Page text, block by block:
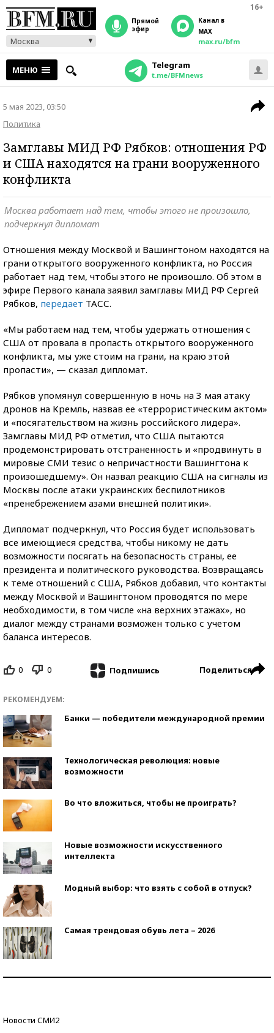
16+
Москва
прямой
эфир
Канал в
MAX
max.ru/bfm
МЕНЮ Telegram
t.me/BFMnews
5 мая 2023, 03:50
Политика
Замглавы МИД РФ Рябков: отношения РФ
и США находятся на грани вооруженного
конфликта
Москва работает над тем, чтобы этого не произошло,
подчеркнул дипломат
Отношения между Москвой и Вашингтоном находятся на
грани открытого вооруженного конфликта, но Россия
работает над тем, чтобы этого не произошло. Об этом в
эфире Первого канала заявил замглавы МИД РФ Сергей
Рябков, передает ТАСС.
«Мы работаем над тем, чтобы удержать отношения с
США от провала в пропасть открытого вооруженного
конфликта, мы уже стоим на грани, на краю этой
пропасти», — сказал дипломат.
Рябков упомянул совершенную в ночь на 3 мая атаку
дронов на Кремль, назвав ее «террористическим актом»
и «посягательством на жизнь российского лидера».
Замглавы МИД РФ отметил, что США пытаются
продемонстрировать отстраненность и «продвинуть в
мировые СМИ тезис о непричастности Вашингтона к
произошедшему». Он назвал реакцию США на сигналы из
Москвы после атаки украинских беспилотников
«пренебрежением азами внешней политики».
Дипломат подчеркнул, что Россия будет использовать
все имеющиеся средства, чтобы никому не дать
возможности посягать на безопасность страны, ее
президента и политического руководства. Возвращаясь
к теме отношений с США, Рябков добавил, что контакты
между Москвой и Вашингтоном проводятся по мере
необходимости, в том числе «на верхних этажах», но
диалог между странами возможен только с учетом
баланса интересов.
0 0 Подпишись Поделиться
РЕКОМЕНДУЕМ:
Банки — победители международной премии
Технологическая революция: новые
возможности
Во что вложиться, чтобы не проиграть?
Новые возможности искусственного
интеллекта
Модный выбор: что взять с собой в отпуск?
Самая трендовая обувь лета – 2026
Новости СМИ2